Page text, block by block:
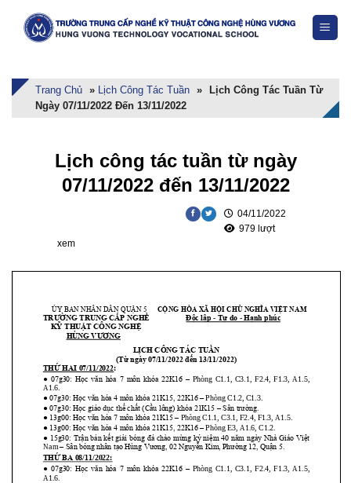
Trang Chủ » Lịch Công Tác Tuần »
Lịch Công Tác Tuần Từ
Ngày 07/11/2022 Đến 13/11/2022
Lịch công tác tuần từ ngày
07/11/2022 đến 13/11/2022
04/11/2022
979 lượt
xem